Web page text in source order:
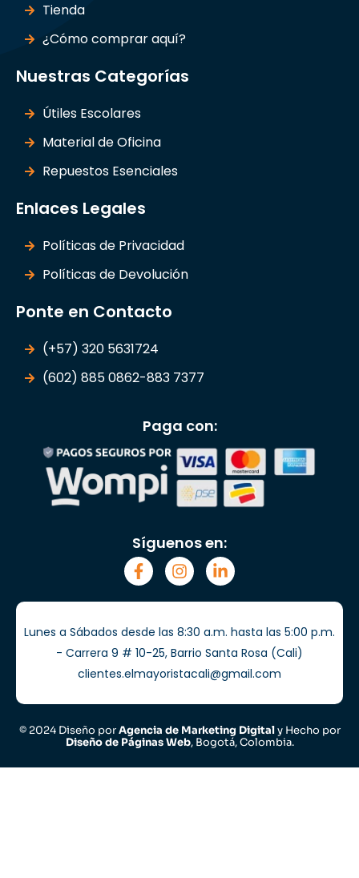
Tienda
¿Cómo comprar aquí?
Nuestras Categorías
Útiles Escolares
Material de Oficina
Repuestos Esenciales
Enlaces Legales
Políticas de Privacidad
Políticas de Devolución
Ponte en Contacto
(+57) 320 5631724
(602) 885 0862-883 7377
Paga con:
Síguenos en:
Lunes a Sábados desde las 8:30 a.m. hasta las 5:00 p.m.
- Carrera 9 # 10-25, Barrio Santa Rosa (Cali)
clientes.elmayoristacali@gmail.com
© 2024 Diseño porAgencia de Marketing Digitaly Hecho por
Diseño de Páginas Web, Bogotá, Colombia.